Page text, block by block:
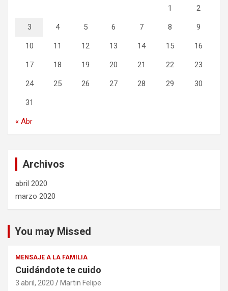
1 2
3 4 5 6 7 8 9
10 11 12 13 14 15 16
17 18 19 20 21 22 23
24 25 26 27 28 29 30
31
« Abr
Archivos
abril 2020
marzo 2020
You may Missed
MENSAJE A LA FAMILIA
Cuidándote te cuido
3 abril, 2020 Martin Felipe